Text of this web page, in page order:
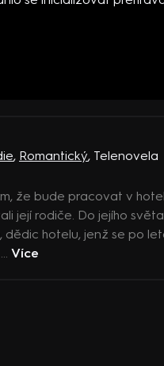
, Romantický, Telenovela
že bude pracovat v
její rodiče. Do jejího světa
dědic hotelu, jenž se po
Více